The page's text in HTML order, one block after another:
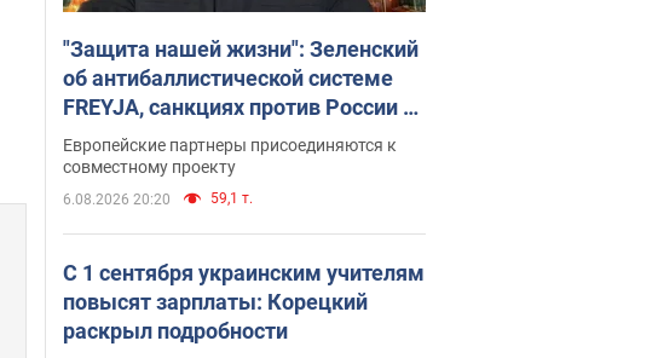
"Защита нашей жизни": Зеленский
об антибаллистической системе
FREYJA, санкциях против России и
поддержке аграриев. Видео
Европейские партнеры присоединяются к
совместному проекту
6.08.2026 20:20 59,1 т.
С 1 сентября украинским учителям
повысят зарплаты: Корецкий
раскрыл подробности